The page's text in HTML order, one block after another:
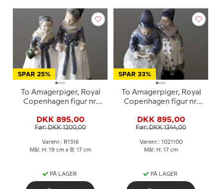
SPAR 25%
To Amagerpiger, Royal
Copenhagen figur nr.
DKK 895,00
Før: DKK 1200,00
Varenr.: R1316
Mål: H: 19 cm x B: 17 cm
PÅ LAGER
SPAR 33%
To Amagerpiger, Royal
Copenhagen figur nr.
DKK 895,00
Før: DKK 1344,00
Varenr.: 1021100
Mål: H: 17 cm
PÅ LAGER